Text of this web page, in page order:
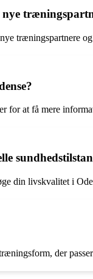
træningspartnere
for at få mere
din livskvalitet i
der